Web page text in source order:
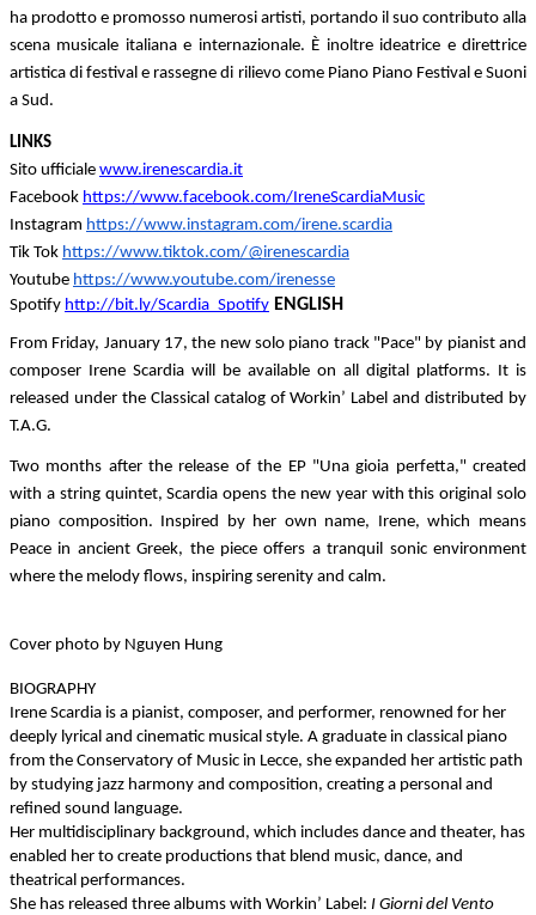
ha prodotto e promosso numerosi artisti, portando il suo contributo alla
scena musicale italiana e internazionale. È inoltre ideatrice e direttrice
artistica di festival e rassegne di rilievo come Piano Piano Festival e Suoni
a Sud.
LINKS
Sito ufficiale www.irenescardia.it
Facebook https://www.facebook.com/IreneScardiaMusic
Instagram https://www.instagram.com/irene.scardia
Tik Tok https://www.tiktok.com/@irenescardia
Youtube https://www.youtube.com/irenesse
Spotify http://bit.ly/Scardia_Spotify ENGLISH
From Friday, January 17, the new solo piano track "Pace" by pianist and
composer Irene Scardia will be available on all digital platforms. It is
released under the Classical catalog of Workin’ Label and distributed by
T.A.G.
Two months after the release of the EP "Una gioia perfetta," created
with a string quintet, Scardia opens the new year with this original solo
piano composition. Inspired by her own name, Irene, which means
Peace in ancient Greek, the piece offers a tranquil sonic environment
where the melody flows, inspiring serenity and calm.
Cover photo by Nguyen Hung
BIOGRAPHY
Irene Scardia is a pianist, composer, and performer, renowned for her
deeply lyrical and cinematic musical style. A graduate in classical piano
from the Conservatory of Music in Lecce, she expanded her artistic path
by studying jazz harmony and composition, creating a personal and
refined sound language.
Her multidisciplinary background, which includes dance and theater, has
enabled her to create productions that blend music, dance, and
theatrical performances.
She has released three albums with Workin’ Label: I Giorni del Vento